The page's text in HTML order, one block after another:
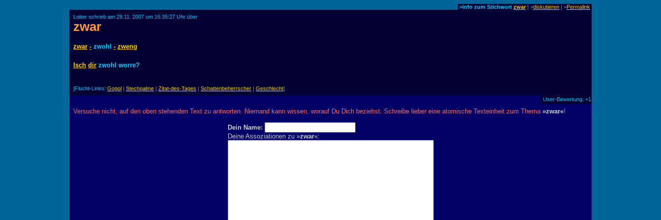
>Info zum Stichwort zwar| >diskutieren | >Permalink
Lotter schrieb am 29.11. 2007 um 16:35:27 Uhr über
zwar
zwar - zwohl - zweng
Isch dir zwohl worre?
[Flucht-Links: Gogol | Stechpalme | Zitat-des-Tages | Schattenbeherrscher | Geschlecht]
User-Bewertung: +1
Versuche nicht, auf den oben stehenden Text zu antworten. Niemand kann wissen, worauf Du Dich beziehst. Schreibe lieber eine atomische Texteinheit zum Thema »zwar«!
Dein Name:
Deine Assoziationen zu »zwar«: